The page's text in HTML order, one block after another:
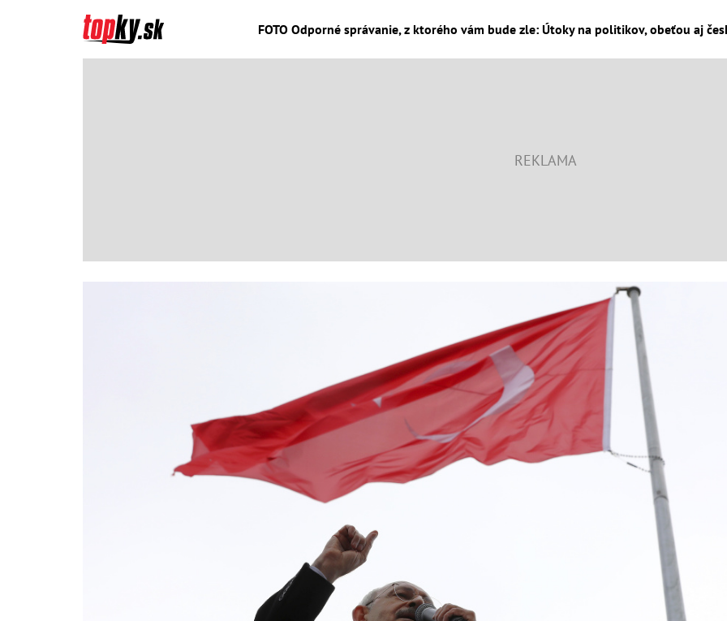
FOTO Odporné správanie, z ktorého vám bude zle: Útoky na politikov, obeťou aj